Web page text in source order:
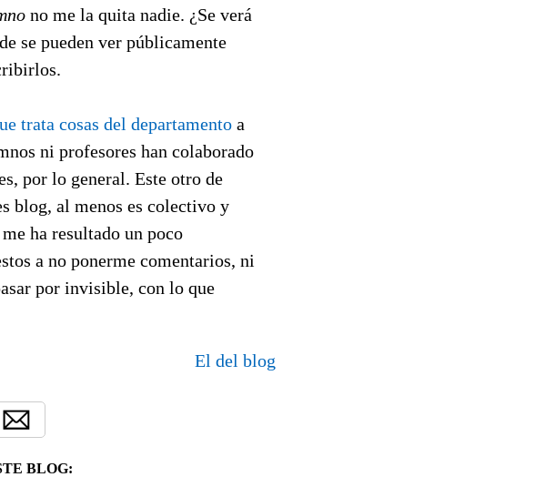
no me la quita nadie. ¿Se verá
se pueden ver públicamente
trata cosas del departamento a
ni profesores han colaborado
por lo general. Este otro de
blog, al menos es colectivo y
ha resultado un poco
a no ponerme comentarios, ni
por invisible, con lo que
El del blog
BLOG: